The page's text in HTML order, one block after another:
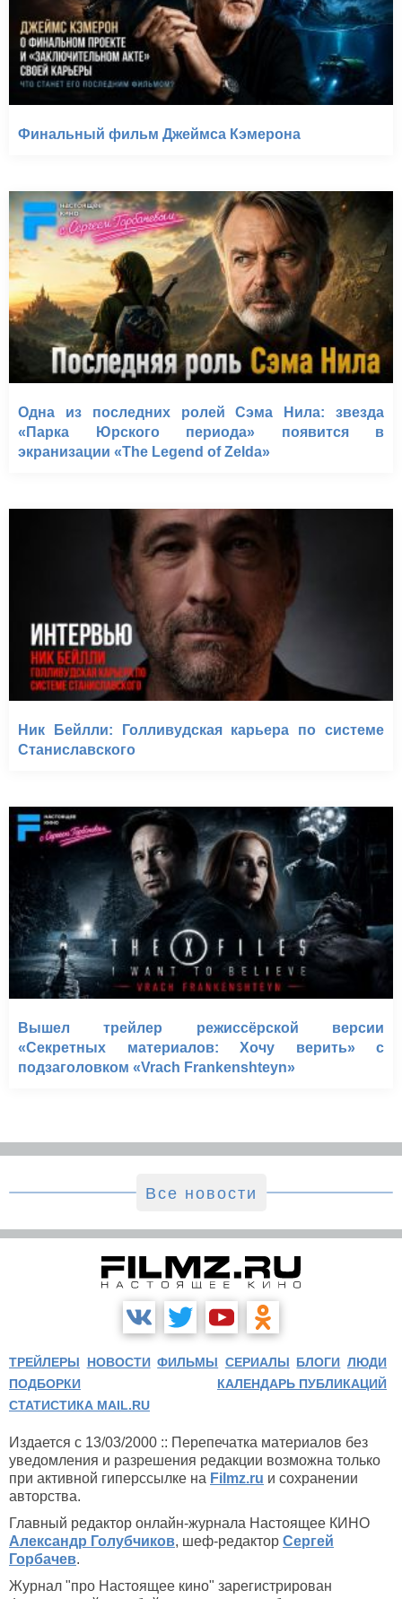
Финальный фильм Джеймса Кэмерона
Одна из последних ролей Сэма Нила: звезда
«Парка Юрского периода» появится в
экранизации «The Legend of Zelda»
Ник Бейлли: Голливудская карьера по системе
Станиславского
Вышел трейлер режиссёрской версии
«Секретных материалов: Хочу верить» с
подзаголовком «Vrach Frankenshteyn»
Все новости
ТРЕЙЛЕРЫ НОВОСТИ ФИЛЬМЫ СЕРИАЛЫ БЛОГИ ЛЮДИ
ПОДБОРКИ
КАЛЕНДАРЬ ПУБЛИКАЦИЙ
СТАТИСТИКА MAIL.RU
Издается с 13/03/2000 :: Перепечатка материалов без
уведомления и разрешения редакции возможна только
при активной гиперссылке на Filmz.ru и сохранении
авторства.
Главный редактор онлайн-журнала Настоящее КИНО
Александр Голубчиков, шеф-редактор Сергей
Горбачев.
Журнал "про Настоящее кино" зарегистрирован